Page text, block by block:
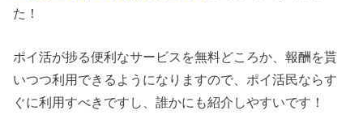
た！
ポイ活が捗る便利なサービスを無料どころか、報酬を貰
いつつ利用できるようになりますので、ポイ活民ならす
ぐに利用すべきですし、誰かにも紹介しやすいです！